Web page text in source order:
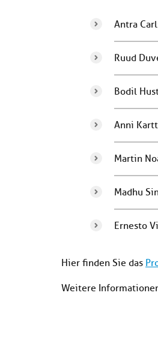
Antra
Ruud
Bodil
Anni
Martin
Madhu
Ernesto
Hier finden Sie das
Weitere